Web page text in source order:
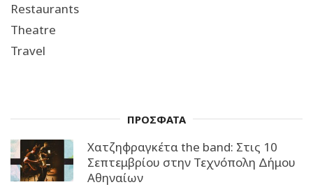
Restaurants
Theatre
Travel
ΠΡΟΣΦΑΤΑ
Χατζηφραγκέτα the band: Στις 10
Σεπτεμβρίου στην Τεχνόπολη Δήμου
Αθηναίων